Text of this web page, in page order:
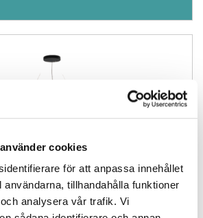
cookies
för att anpassa innehållet
användarna, tillhandahålla funktioner
analysera vår trafik. Vi
Lon Round